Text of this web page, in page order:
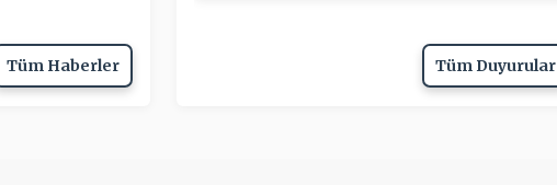
Tüm Haberler Tüm Duyurular